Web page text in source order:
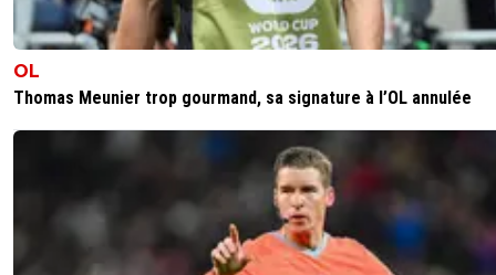
OL
Thomas Meunier trop gourmand, sa signature à l’OL annulée